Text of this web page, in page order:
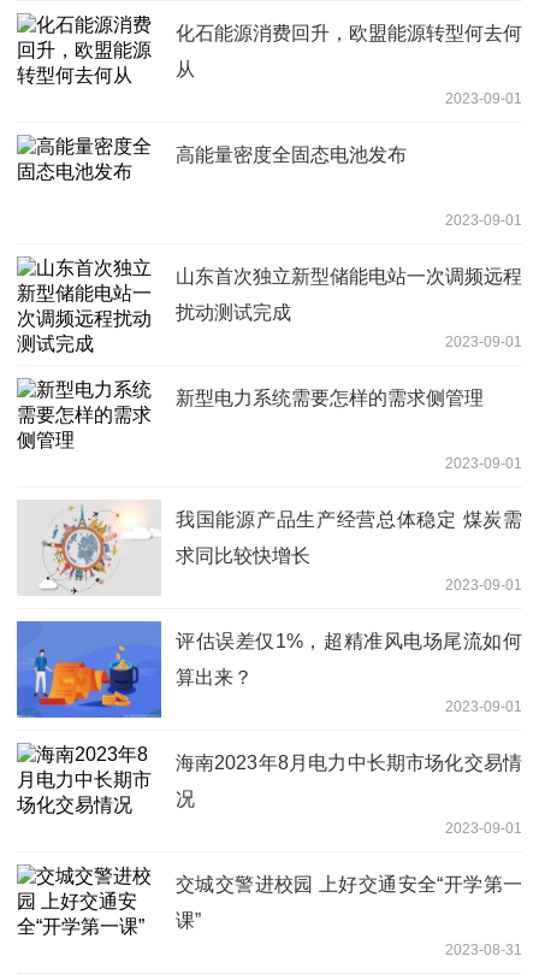
化石能源消费回升，欧盟能源转型何去何
从
2023-09-01
高能量密度全固态电池发布
2023-09-01
山东首次独立新型储能电站一次调频远程
扰动测试完成
2023-09-01
新型电力系统需要怎样的需求侧管理
2023-09-01
我国能源产品生产经营总体稳定 煤炭需
求同比较快增长
2023-09-01
评估误差仅1%，超精准风电场尾流如何
算出来？
2023-09-01
海南2023年8月电力中长期市场化交易情
况
2023-09-01
交城交警进校园 上好交通安全“开学第一
课”
2023-08-31